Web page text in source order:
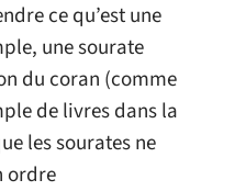
ce qu’est une
une sourate
du coran (comme
de livres dans la
les sourates ne
ordre